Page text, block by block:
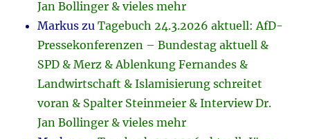
Jan Bollinger & vieles mehr
Markus zuTagebuch 24.3.2026 aktuell: AfD-
Pressekonferenzen – Bundestag aktuell &
SPD & Merz & Ablenkung Fernandes &
Landwirtschaft & Islamisierung schreitet
voran & Spalter Steinmeier & Interview Dr.
Jan Bollinger & vieles mehr